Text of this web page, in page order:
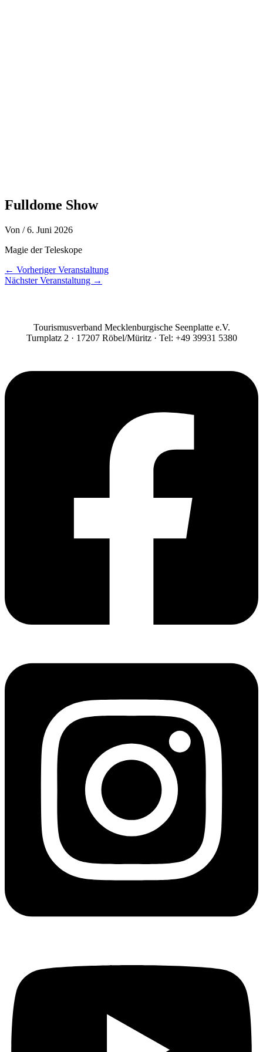
Fulldome Show
Von /6. Juni 2026
Magie der Teleskope
← Vorheriger Veranstaltung
Nächster Veranstaltung →
Tourismusverband Mecklenburgische Seenplatte e.V.
Turnplatz 2 · 17207 Röbel/Müritz · Tel: +49 39931 5380